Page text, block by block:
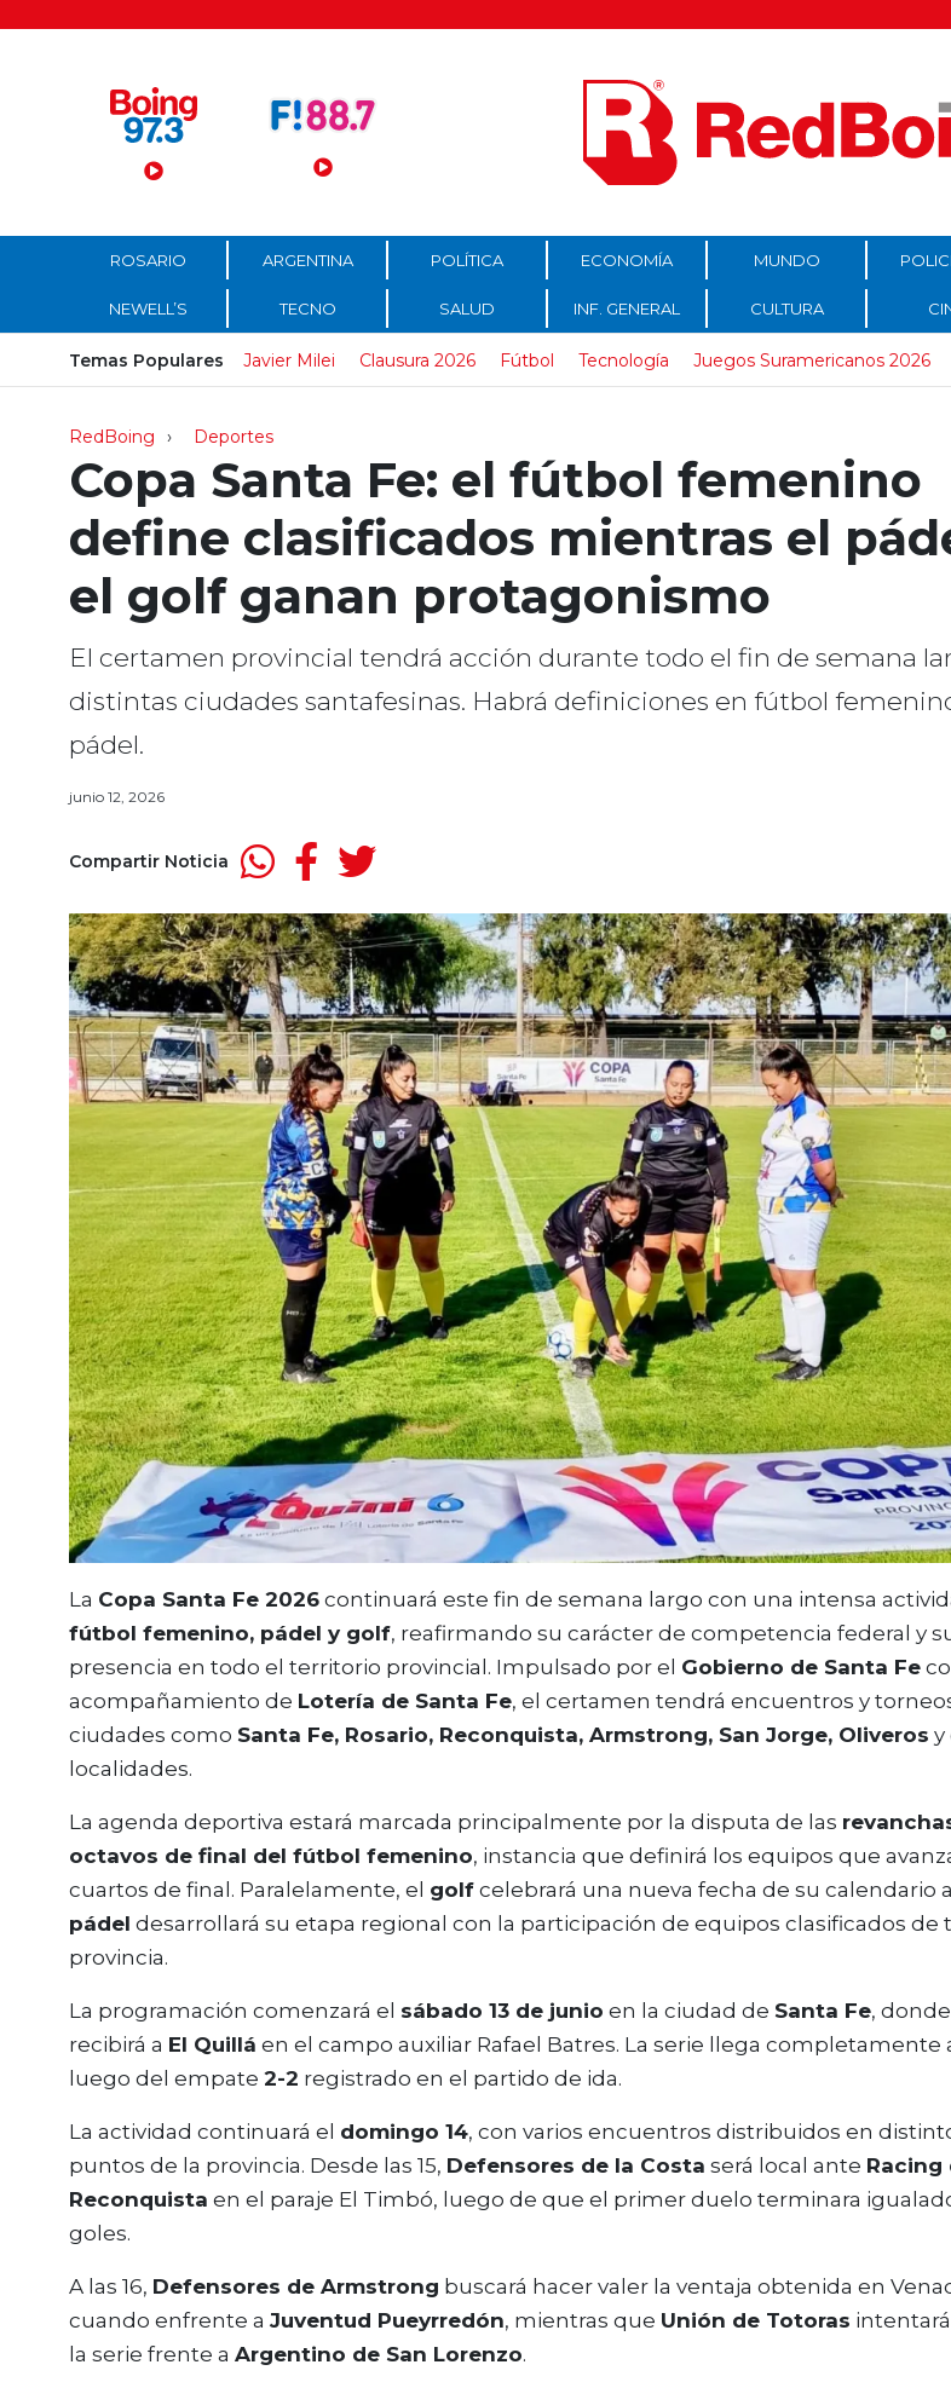
Menú Principal
ROSARIO ARGENTINA POLÍTICA ECONOMÍA MUNDO
NEWELL’S TECNO SALUD INF. GENERAL CULTURA
Temas Populares Javier Milei Clausura 2026 Fútbol Tecnología Juegos Suramericanos 2026
RedBoing Deportes
Copa Santa Fe: el fútbol femenino
define clasificados mientras el
el golf ganan protagonismo
El certamen provincial tendrá acción durante todo el fin de semana
distintas ciudades santafesinas. Habrá definiciones en fútbol
pádel.
junio 12, 2026
Compartir Noticia
La Copa Santa Fe 2026 continuará este fin de semana largo con una intensa
fútbol femenino, pádel y golf, reafirmando su carácter de competencia federal y
presencia en todo el territorio provincial. Impulsado por el Gobierno de Santa Fe
acompañamiento de Lotería de Santa Fe, el certamen tendrá encuentros y
ciudades como Santa Fe, Rosario, Reconquista, Armstrong, San Jorge, Oliveros y
localidades.
La agenda deportiva estará marcada principalmente por la disputa de las
octavos de final del fútbol femenino, instancia que definirá los equipos que
cuartos de final. Paralelamente, el golf celebrará una nueva fecha de su calendario
pádel desarrollará su etapa regional con la participación de equipos clasificados de
provincia.
La programación comenzará el sábado 13 de junio en la ciudad de Santa Fe, donde
recibirá a El Quillá en el campo auxiliar Rafael Batres. La serie llega completamente
luego del empate 2-2 registrado en el partido de ida.
La actividad continuará el domingo 14, con varios encuentros distribuidos en
puntos de la provincia. Desde las 15, Defensores de la Costa será local ante Racing
Reconquista en el paraje El Timbó, luego de que el primer duelo terminara
goles.
A las 16, Defensores de Armstrong buscará hacer valer la ventaja obtenida en
cuando enfrente a Juventud Pueyrredón, mientras que Unión de Totoras
la serie frente a Argentino de San Lorenzo.